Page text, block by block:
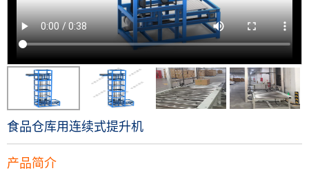
食品仓库用连续式提升机
产品简介